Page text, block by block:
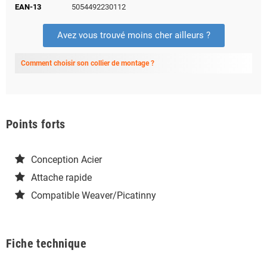
EAN-13
5054492230112
Avez vous trouvé moins cher ailleurs ?
Comment choisir son collier de montage ?
Points forts
Conception Acier
Attache rapide
Compatible Weaver/Picatinny
Fiche technique